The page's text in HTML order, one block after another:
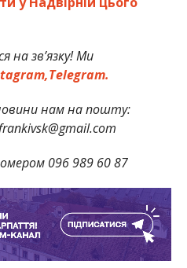
на зв’язку! Ми
Telegram.
нам на пошту:
096 989 60 87